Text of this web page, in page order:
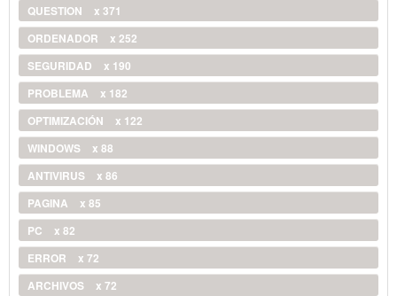
QUESTION
x 371
ORDENADOR
x 252
SEGURIDAD
x 190
PROBLEMA
x 182
OPTIMIZACIÓN
x 122
WINDOWS
x 88
ANTIVIRUS
x 86
PAGINA
x 85
PC
x 82
ERROR
x 72
ARCHIVOS
x 72